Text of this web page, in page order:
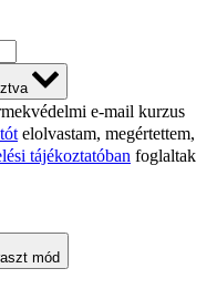
e-mail kurzus
elolvastam, megértettem,
tájékoztatóban foglaltak
mód